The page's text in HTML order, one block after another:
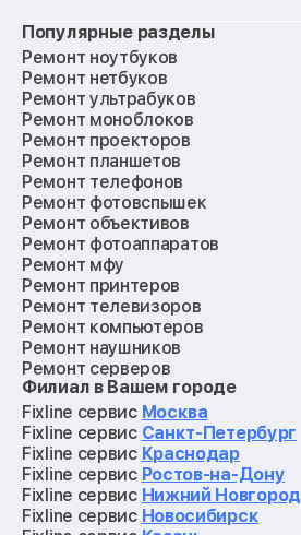
Популярные разделы
Ремонт ноутбуков
Ремонт нетбуков
Ремонт ультрабуков
Ремонт моноблоков
Ремонт проекторов
Ремонт планшетов
Ремонт телефонов
Ремонт фотовспышек
Ремонт объективов
Ремонт фотоаппаратов
Ремонт мфу
Ремонт принтеров
Ремонт телевизоров
Ремонт компьютеров
Ремонт наушников
Ремонт серверов
Ремонт мониторов
Ремонт квадрокоптеров
Ремонт электросамокатов
Ремонт материнских плат
Ремонт видеокарт
Ремонт кофемашин
Ремонт vr систем
Филиал в Вашем городе
Fixline сервис Москва
Fixline сервис Санкт-Петербург
Fixline сервис Краснодар
Fixline сервис Ростов-на-Дону
Fixline сервис Нижний Новгород
Fixline сервис Новосибирск